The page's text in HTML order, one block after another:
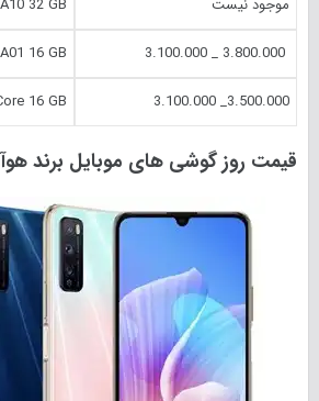
موجود نیست 32 GB
16 GB
3.500.000_ 3.100.000
16 GB
قیمت روز گوشی های موبایل برند هوآوی